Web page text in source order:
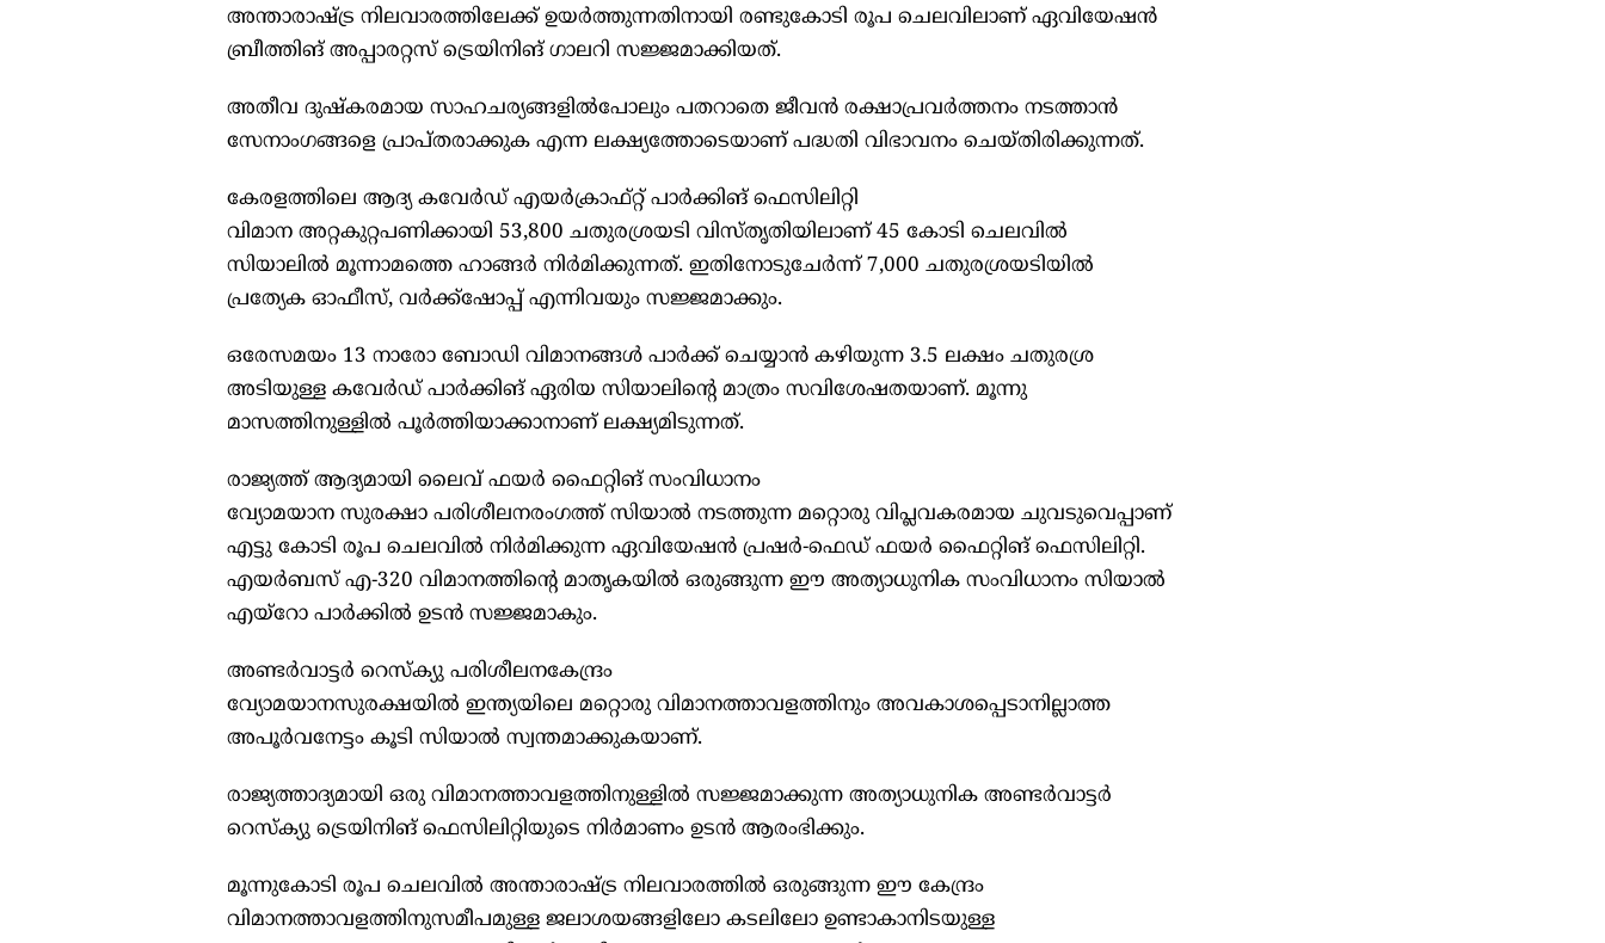
അന്താരാഷ്ട്ര നിലവാരത്തിലേക്ക് ഉയർത്തുന്നതിനായി രണ്ടുകോടി രൂപ ചെലവിലാണ് ഏവിയേഷൻ
ബ്രീത്തിങ് അപ്പാരറ്റസ് ട്രെയിനിങ് ഗാലറി സജ്ജമാക്കിയത്.
അതീവ ദുഷ്‌കരമായ സാഹചര്യങ്ങളിൽപോലും പതറാതെ ജീവൻ രക്ഷാപ്രവർത്തനം നടത്താൻ
സേനാംഗങ്ങളെ പ്രാപ്തരാക്കുക എന്ന ലക്ഷ്യത്തോടെയാണ് പദ്ധതി വിഭാവനം ചെയ്തിരിക്കുന്നത്.
കേരളത്തിലെ ആദ്യ കവേർഡ് എയർക്രാഫ്റ്റ് പാർക്കിങ് ഫെസിലിറ്റി
വിമാന അറ്റകുറ്റപണിക്കായി 53,800 ചതുരശ്രയടി വിസ്തൃതിയിലാണ് 45 കോടി ചെലവിൽ
സിയാലിൽ മൂന്നാമത്തെ ഹാങ്ങർ നിർമിക്കുന്നത്. ഇതിനോടുചേർന്ന് 7,000 ചതുരശ്രയടിയിൽ
പ്രത്യേക ഓഫീസ്, വർക്ക്ഷോപ്പ് എന്നിവയും സജ്ജമാക്കും.
ഒരേസമയം 13 നാരോ ബോഡി വിമാനങ്ങൾ പാർക്ക് ചെയ്യാൻ കഴിയുന്ന 3.5 ലക്ഷം ചതുരശ്ര
അടിയുള്ള കവേർഡ് പാർക്കിങ് ഏരിയ സിയാലിന്റെ മാത്രം സവിശേഷതയാണ്. മൂന്നു
മാസത്തിനുള്ളിൽ പൂർത്തിയാക്കാനാണ് ലക്ഷ്യമിടുന്നത്.
രാജ്യത്ത് ആദ്യമായി ലൈവ് ഫയർ ഫൈറ്റിങ് സംവിധാനം
വ്യോമയാന സുരക്ഷാ പരിശീലനരംഗത്ത് സിയാൽ നടത്തുന്ന മറ്റൊരു വിപ്ലവകരമായ ചുവടുവെപ്പാണ്
എട്ടു കോടി രൂപ ചെലവിൽ നിർമിക്കുന്ന ഏവിയേഷൻ പ്രഷർ-ഫെഡ് ഫയർ ഫൈറ്റിങ് ഫെസിലിറ്റി.
എയർബസ് എ-320 വിമാനത്തിന്റെ മാതൃകയിൽ ഒരുങ്ങുന്ന ഈ അത്യാധുനിക സംവിധാനം സിയാൽ
എയ്റോ പാർക്കിൽ ഉടൻ സജ്ജമാകും.
അണ്ടർവാട്ടർ റെസ്‌ക്യു പരിശീലനകേന്ദ്രം
വ്യോമയാനസുരക്ഷയിൽ ഇന്ത്യയിലെ മറ്റൊരു വിമാനത്താവളത്തിനും അവകാശപ്പെടാനില്ലാത്ത
അപൂർവനേട്ടം കൂടി സിയാൽ സ്വന്തമാക്കുകയാണ്.
രാജ്യത്താദ്യമായി ഒരു വിമാനത്താവളത്തിനുള്ളിൽ സജ്ജമാക്കുന്ന അത്യാധുനിക അണ്ടർവാട്ടർ
റെസ്‌ക്യു ട്രെയിനിങ് ഫെസിലിറ്റിയുടെ നിർമാണം ഉടൻ ആരംഭിക്കും.
മൂന്നുകോടി രൂപ ചെലവിൽ അന്താരാഷ്ട്ര നിലവാരത്തിൽ ഒരുങ്ങുന്ന ഈ കേന്ദ്രം
വിമാനത്താവളത്തിനുസമീപമുള്ള ജലാശയങ്ങളിലോ കടലിലോ ഉണ്ടാകാനിടയുള്ള